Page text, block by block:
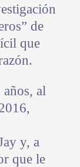
de
que
al
y, a
que le